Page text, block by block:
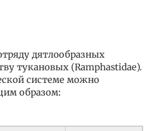
дятлообразных
тукановых (Ramphastidae).
системе можно
образом: